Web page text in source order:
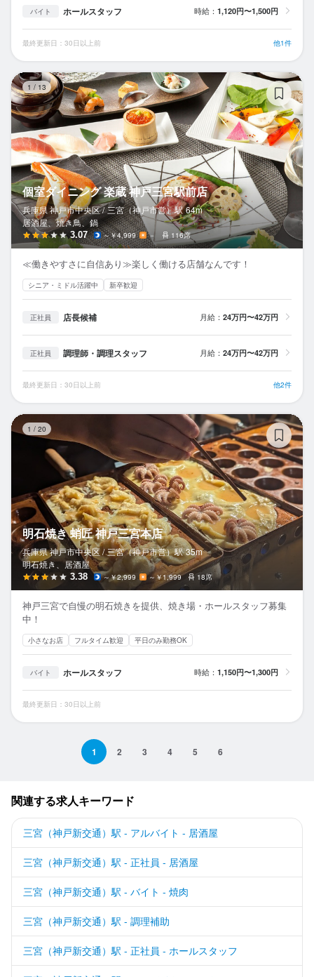
バイト ホールスタッフ 時給： 1,120円〜1,500円
最終更新日：30日以上前 他1件
1 / 13
個室ダイニング 楽蔵 神戸三宮駅前店
兵庫県 神戸市中央区 / 三宮（神戸市営）駅 64m
居酒屋、焼き鳥、鍋
3.07 ～￥4,999 － 116席
≪働きやすさに自信あり≫楽しく働ける店舗なんです！
シニア・ミドル活躍中 新卒歓迎
正社員 店長候補 月給： 24万円〜42万円
正社員 調理師・調理スタッフ 月給： 24万円〜42万円
最終更新日：30日以上前 他2件
1 / 20
明石焼き 蛸匠 神戸三宮本店
兵庫県 神戸市中央区 / 三宮（神戸市営）駅 35m
明石焼き、居酒屋
3.38 ～￥2,999 ～￥1,999 18席
神戸三宮で自慢の明石焼きを提供、焼き場・ホールスタッフ募集
中！
小さなお店 フルタイム歓迎 平日のみ勤務OK
バイト ホールスタッフ 時給： 1,150円〜1,300円
最終更新日：30日以上前
1 2 3 4 5 6
関連する求人キーワード
三宮（神戸新交通）駅 - アルバイト - 居酒屋
三宮（神戸新交通）駅 - 正社員 - 居酒屋
三宮（神戸新交通）駅 - バイト - 焼肉
三宮（神戸新交通）駅 - 調理補助
三宮（神戸新交通）駅 - 正社員 - ホールスタッフ